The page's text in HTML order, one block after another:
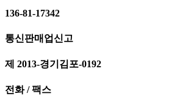
136-81-17342
통신판매업신고
제 2013-경기김포-0192
전화 / 팩스